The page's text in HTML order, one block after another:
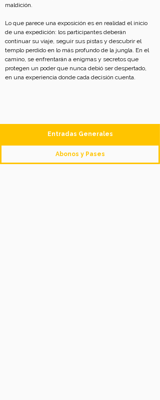
maldición.
Lo que parece una exposición es en realidad el inicio
de una expedición: los participantes deberán
continuar su viaje, seguir sus pistas y descubrir el
templo perdido en lo más profundo de la jungla. En el
camino, se enfrentarán a enigmas y secretos que
protegen un poder que nunca debió ser despertado,
en una experiencia donde cada decisión cuenta.
Entradas Generales
Abonos y Pases